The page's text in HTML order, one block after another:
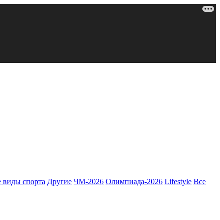
виды спорта Другие ЧМ-2026 Олимпиада-2026 Lifestyle Все